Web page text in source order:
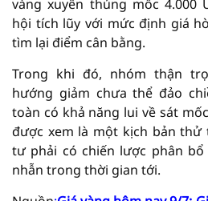
vàng xuyên thủng mốc 4.000
hội tích lũy với mức định giá
tìm lại điểm cân bằng.
Trong khi đó, nhóm thận
hướng giảm chưa thể đảo
toàn có khả năng lui về sát
được xem là một kịch bản thử
tư phải có chiến lược phân
nhẫn trong thời gian tới.